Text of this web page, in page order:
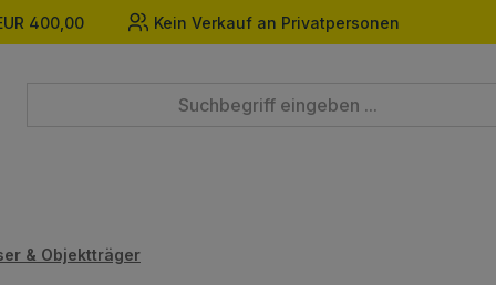
400,00 Kein Verkauf an Privatpersonen
& Objektträger